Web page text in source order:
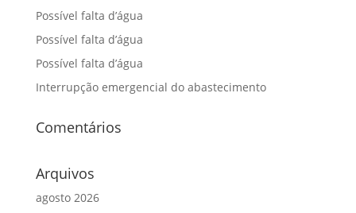
Possível falta d’água
Possível falta d’água
Possível falta d’água
Interrupção emergencial do abastecimento
Comentários
Arquivos
agosto 2026